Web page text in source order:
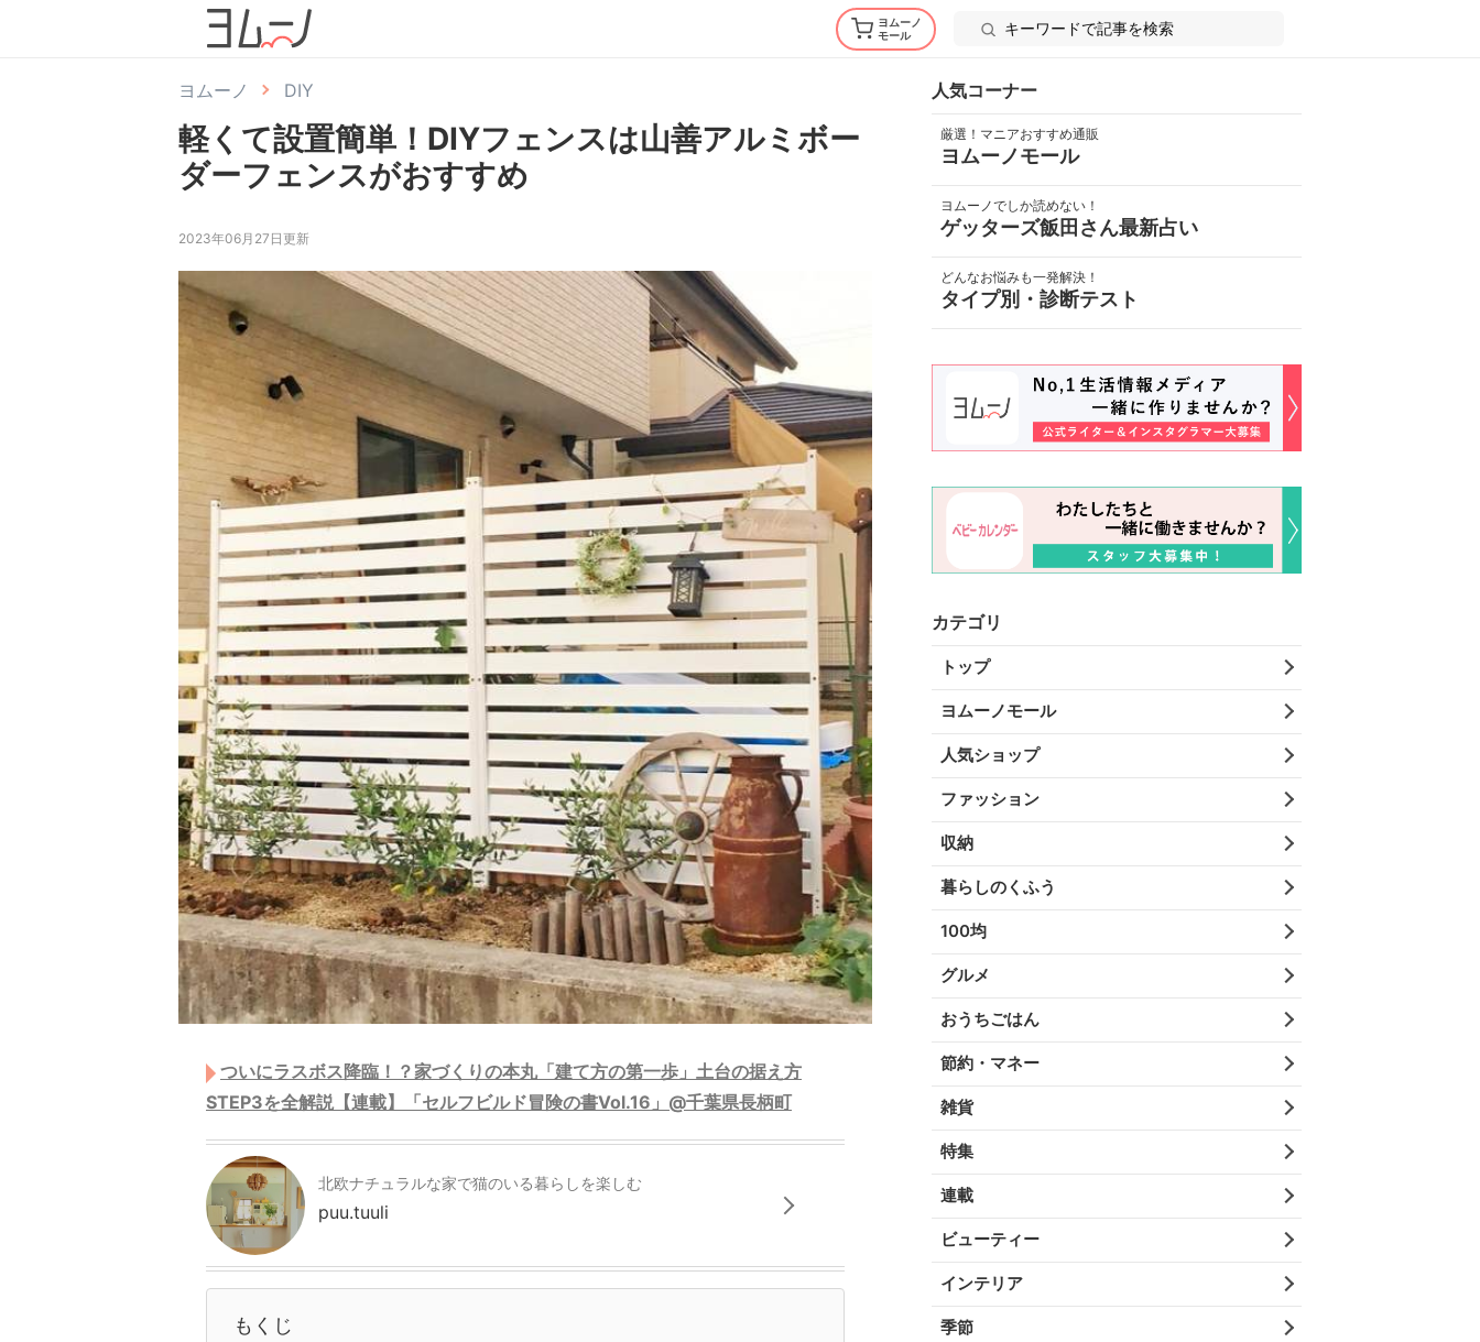
ヨムーノ
モール
ヨムーノ DIY
軽くて設置簡単！DIYフェンスは山善アルミボー
ダーフェンスがおすすめ
2023年06月27日更新
ついにラスボス降臨！？家づくりの本丸「建て方の第一歩」土台の据え方
STEP3を全解説【連載】「セルフビルド冒険の書Vol.16」@千葉県長柄町
北欧ナチュラルな家で猫のいる暮らしを楽しむ
puu.tuuli
もくじ
人気コーナー
厳選！マニアおすすめ通販
ヨムーノモール
ヨムーノでしか読めない！
ゲッターズ飯田さん最新占い
どんなお悩みも一発解決！
タイプ別・診断テスト
カテゴリ
トップ
ヨムーノモール
人気ショップ
ファッション
収納
暮らしのくふう
100均
グルメ
おうちごはん
節約・マネー
雑貨
特集
連載
ビューティー
インテリア
季節